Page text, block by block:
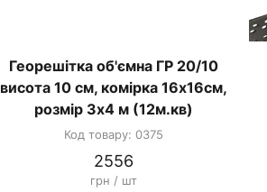
Георешітка об'ємна ГР 20/10
висота 10 см, комірка 16х16см,
розмір 3х4 м (12м.кв)
Код товару: 0375
2556
грн / шт